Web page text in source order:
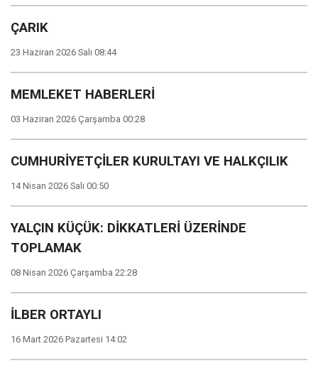
ÇARIK
23 Haziran 2026 Salı 08:44
MEMLEKET HABERLERİ
03 Haziran 2026 Çarşamba 00:28
CUMHURİYETÇİLER KURULTAYI VE HALKÇILIK
14 Nisan 2026 Salı 00:50
YALÇIN KÜÇÜK: DİKKATLERİ ÜZERİNDE
TOPLAMAK
08 Nisan 2026 Çarşamba 22:28
İLBER ORTAYLI
16 Mart 2026 Pazartesi 14:02